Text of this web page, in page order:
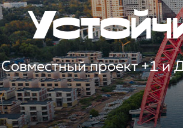
Совместный проект +1 и